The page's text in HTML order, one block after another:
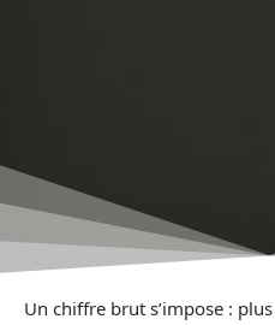
Un chiffre brut s’impose :